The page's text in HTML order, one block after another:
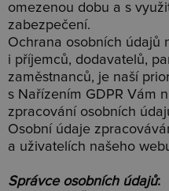
omezenou dobu a s
zabezpečení.
Ochrana osobních údajů
i příjemců, dodavatelů,
zaměstnanců, je naší
s Nařízením GDPR Vám
zpracování osobních
Osobní údaje
a uživatelích našeho
Správce osobních údajů: